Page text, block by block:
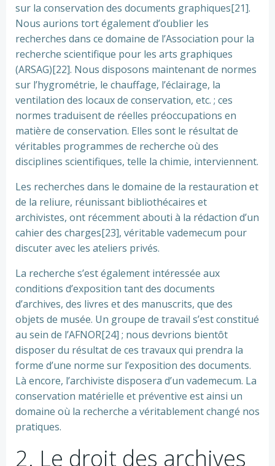
sur la conservation des documents graphiques[21].
Nous aurions tort également d’oublier les
recherches dans ce domaine de l’Association pour la
recherche scientifique pour les arts graphiques
(ARSAG)[22]. Nous disposons maintenant de normes
sur l’hygrométrie, le chauffage, l’éclairage, la
ventilation des locaux de conservation, etc. ; ces
normes traduisent de réelles préoccupations en
matière de conservation. Elles sont le résultat de
véritables programmes de recherche où des
disciplines scientifiques, telle la chimie, interviennent.
Les recherches dans le domaine de la restauration et
de la reliure, réunissant bibliothécaires et
archivistes, ont récemment abouti à la rédaction d’un
cahier des charges[23], véritable vademecum pour
discuter avec les ateliers privés.
La recherche s’est également intéressée aux
conditions d’exposition tant des documents
d’archives, des livres et des manuscrits, que des
objets de musée. Un groupe de travail s’est constitué
au sein de l’AFNOR[24] ; nous devrions bientôt
disposer du résultat de ces travaux qui prendra la
forme d’une norme sur l’exposition des documents.
Là encore, l’archiviste disposera d’un vademecum. La
conservation matérielle et préventive est ainsi un
domaine où la recherche a véritablement changé nos
pratiques.
2. Le droit des archives